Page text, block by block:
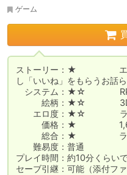
ゲーム
ストーリー：★　　　　　
し「いいね」をもらうお話
システム：★☆　　　　
絵柄：★☆　　　　
エロ度：★☆　　　　ラ
価格：★　　　　　
総合：★　　　　　ライ
難易度：普通
プレイ時間：約10分くらい
セーブ引継：可能（添付フ